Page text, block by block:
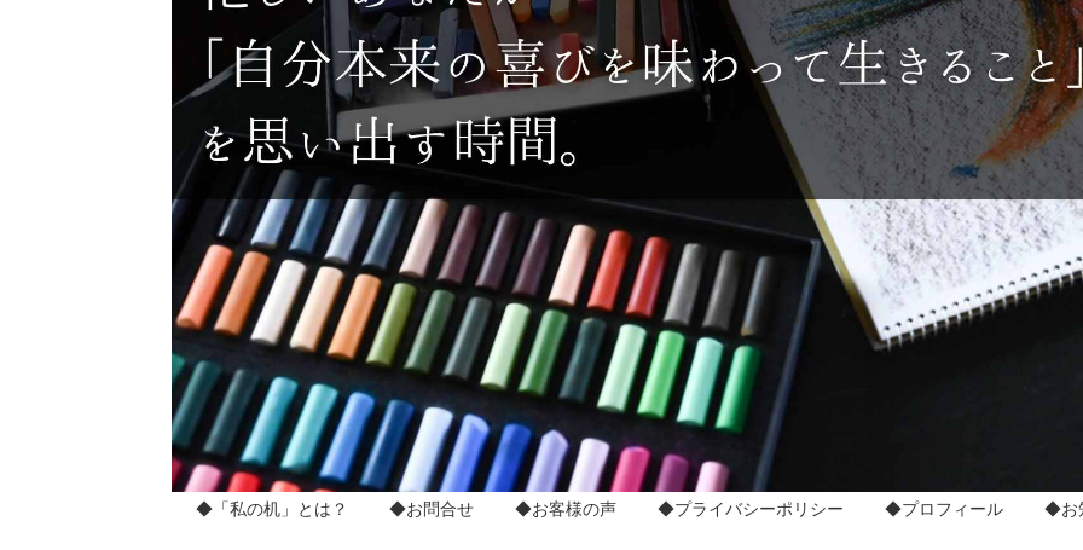
◆「私の机」とは？ ◆お問合せ ◆お客様の声 ◆プライバシーポリシー ◆プロフィール ◆お